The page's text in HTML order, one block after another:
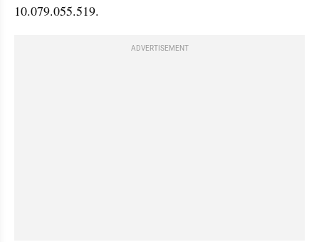
10.079.055.519.
ADVERTISEMENT